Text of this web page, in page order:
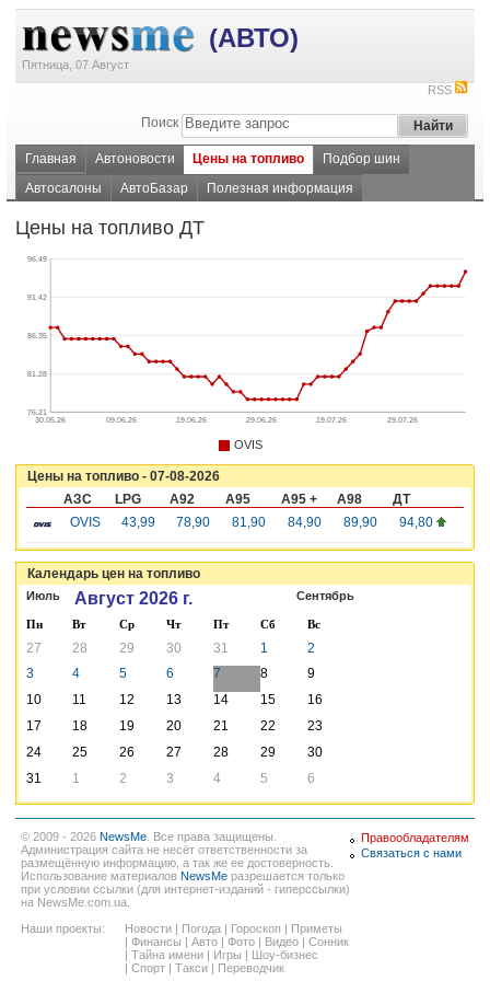
(АВТО)
Пятница, 07 Август
RSS
Поиск
Главная Автоновости Цены на топливо
Подбор шин
Автосалоны
АвтоБазар Полезная информация
Цены на топливо ДТ
76.21
81.28
86.35
91.42
96.49
30.05.26 09.06.26 19.06.26 29.06.26 19.07.26 29.07.26
OVIS
Цены на топливо - 07-08-2026
АЗС
LPG A92 A95 A95 + A98
ДТ
OVIS
43,99 78,90 81,90 84,90 89,90 94,80
Календарь цен на топливо
Июль Август 2026 г. Сентябрь
Пн Вт Ср Чт Пт Сб Вс
27 28 29 30 31 1
2
3
4 5 6 7 8
9
10
11 12 13 14 15
16
17
18 19 20 21 22
23
24
25 26 27 28 29
30
31
1 2 3 4 5 6
© 2009 - 2026 NewsMe . Все права защищены.
Администрация сайта не несёт ответственности за
размещённую информацию, а так же ее достоверность.
Использование материалов NewsMe разрешается только
при условии ссылки (для интернет-изданий - гиперссылки)
на NewsMe.com.ua.
Наши проекты:
Новости | Погода | Гороскоп | Приметы
| Финансы | Авто | Фото | Видео | Сонник
| Тайна имени | Игры | Шоу-бизнес
| Спорт | Такси | Переводчик
Правообладателям
Связаться с нами